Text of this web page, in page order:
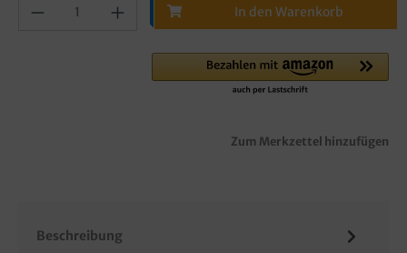
In den Warenkorb
Zum Merkzettel hinzufügen
Beschreibung